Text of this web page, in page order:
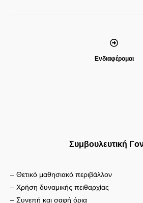
Ενδιαφέρομαι
Συμβουλευτική
– Θετικό μαθησιακό περιβάλλον
– Χρήση δυναμικής πειθαρχίας
– Συνεπή και σαφή όρια